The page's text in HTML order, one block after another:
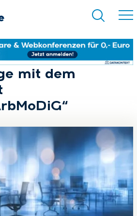
Suchen
mit dem